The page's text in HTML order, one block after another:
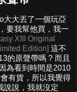
大大丟了一個玩亞
要我幫他買，我一
XIII Original
Edition] 這不
的原聲帶嗎 ? 而且
為看到時間是2010
有貨，所以我覺得
說說，我就沒定